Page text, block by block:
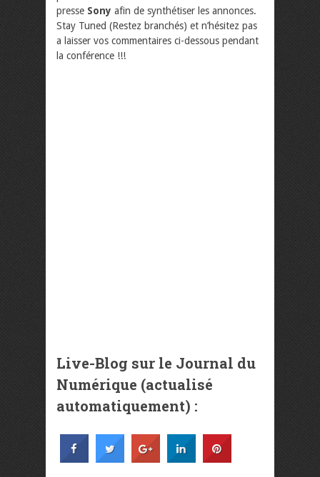
presse Sony afin de synthétiser les annonces.
Stay Tuned (Restez branchés) et n’hésitez pas
a laisser vos commentaires ci-dessous pendant
la conférence !!!
Live-Blog sur le Journal du
Numérique (actualisé
automatiquement) :